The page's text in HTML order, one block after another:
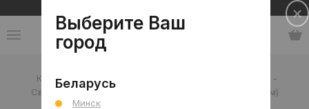
Каталог
-
Светильник встроенный ULTRA F305 Ø88 (белый хром)
Выберите Ваш
город
Беларусь
Минск